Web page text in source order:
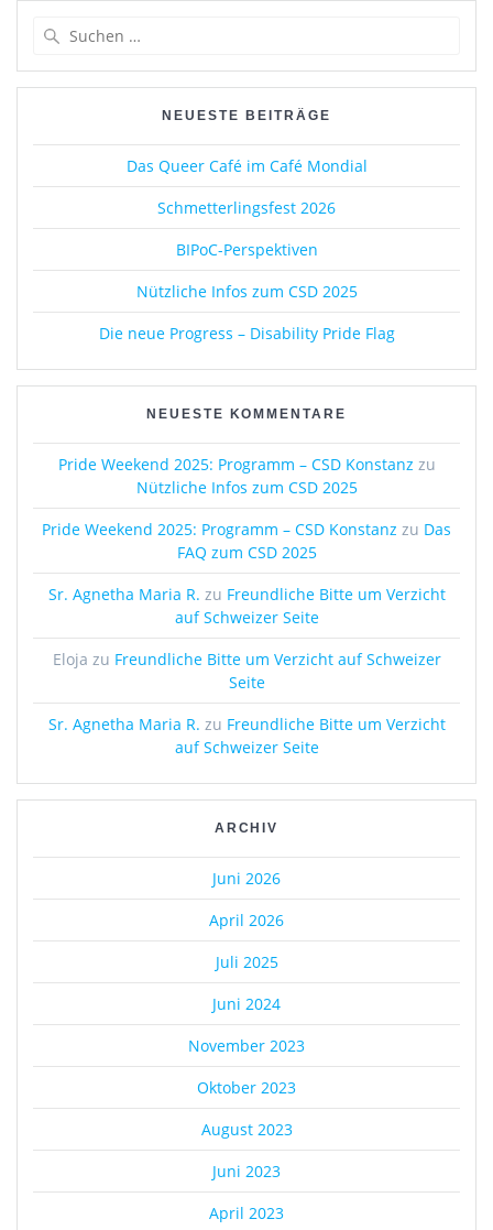
o
o
k
o
n
NEUESTE BEITRÄGE
Das Queer Café im Café Mondial
Schmetterlingsfest 2026
BIPoC-Perspektiven
Nützliche Infos zum CSD 2025
Die neue Progress – Disability Pride Flag
NEUESTE KOMMENTARE
Pride Weekend 2025: Programm – CSD Konstanz zu
Nützliche Infos zum CSD 2025
Pride Weekend 2025: Programm – CSD Konstanz zu Das
FAQ zum CSD 2025
Sr. Agnetha Maria R. zu Freundliche Bitte um Verzicht
auf Schweizer Seite
Eloja zu Freundliche Bitte um Verzicht auf Schweizer
Seite
Sr. Agnetha Maria R. zu Freundliche Bitte um Verzicht
auf Schweizer Seite
ARCHIV
Juni 2026
April 2026
Juli 2025
Juni 2024
November 2023
Oktober 2023
August 2023
Juni 2023
April 2023